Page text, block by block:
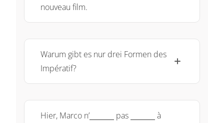
nouveau film.
Warum gibt es nur drei Formen des
Impératif?
Hier, Marco n’ \underline{~\qquad~}
pas
à